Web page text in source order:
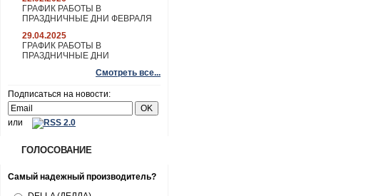
ГРАФИК РАБОТЫ В
ПРАЗДНИЧНЫЕ ДНИ ФЕВРАЛЯ
29.04.2025
ГРАФИК РАБОТЫ В
ПРАЗДНИЧНЫЕ ДНИ
Смотреть все...
Подписаться на новости:
или
ГОЛОСОВАНИЕ
Самый надежный производитель?